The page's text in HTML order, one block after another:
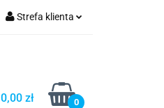
Strefa klienta
Dodaj zgłoszenie
0,00 zł 0